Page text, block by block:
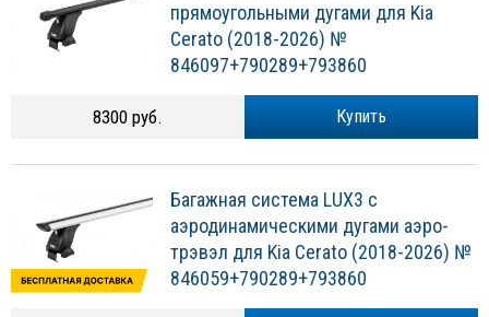
прямоугольными дугами для Kia
Cerato (2018-2026) №
846097+790289+793860
Купить
8300 руб.
Багажная система LUX3 с
аэродинамическими дугами аэро-
трэвэл для Kia Cerato (2018-2026) №
846059+790289+793860